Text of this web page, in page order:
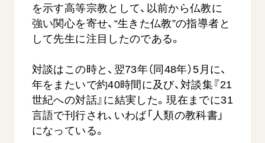
を示す高等宗教として、以前から仏教に
強い関心を寄せ、“生きた仏教”の指導者と
して先生に注目したのである。
対談はこの時と、翌73年（同48年）5月に、
年をまたいで約40時間に及び、対談集『21
世紀への対話』に結実した。現在までに31
言語で刊行され、いわば「人類の教科書」
になっている。